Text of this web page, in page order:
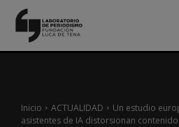
Inicio ACTUALIDAD
Un estudio
asistentes de IA distorsionan